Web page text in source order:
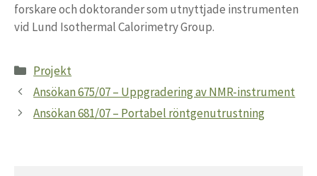
forskare och doktorander som utnyttjade instrumenten
vid Lund Isothermal Calorimetry Group.
Kategorier
Projekt
Ansökan 675/07 – Uppgradering av NMR-instrument
Ansökan 681/07 – Portabel röntgenutrustning